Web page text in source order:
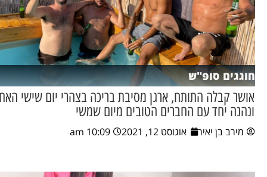
חוגגים סופ"ש
אושר קבלה התותח, ארגן מסיבת בריכה בצהרי יום שישי
ונהנה יחד עם החברים הטובים מיום שמשי
מירב בן יאיר אוגוסט 12, 2021 10:09 am